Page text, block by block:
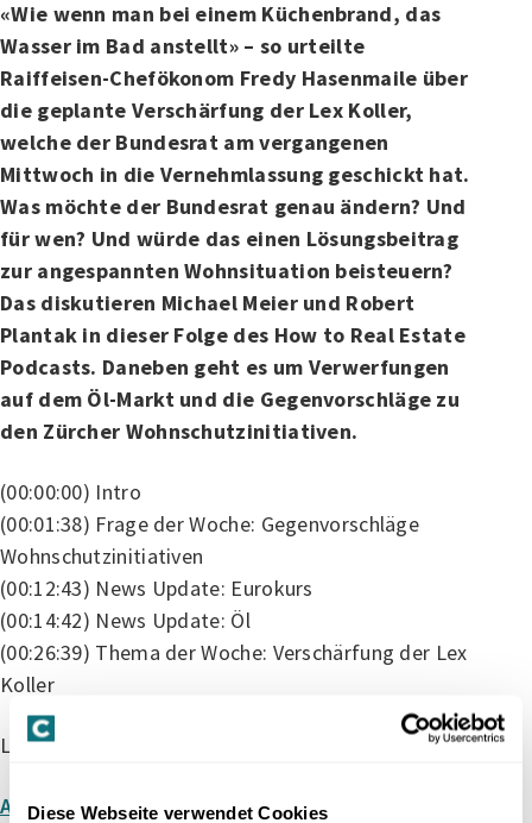
Diese Webseite verwendet Cookies
«Wie wenn man bei einem Küchenbrand, das
Wasser im Bad anstellt» – so urteilte
Raiffeisen-Chefökonom Fredy Hasenmaile über
die geplante Verschärfung der Lex Koller,
welche der Bundesrat am vergangenen
Mittwoch in die Vernehmlassung geschickt hat.
Was möchte der Bundesrat genau ändern? Und
für wen? Und würde das einen Lösungsbeitrag
zur angespannten Wohnsituation beisteuern?
Das diskutieren Michael Meier und Robert
Plantak in dieser Folge des How to Real Estate
Podcasts. Daneben geht es um Verwerfungen
auf dem Öl-Markt und die Gegenvorschläge zu
den Zürcher Wohnschutzinitiativen.
(00:00:00) Intro
(00:01:38) Frage der Woche: Gegenvorschläge
Wohnschutzinitiativen
(00:12:43) News Update: Eurokurs
(00:14:42) News Update: Öl
(00:26:39) Thema der Woche: Verschärfung der Lex
Koller
Links & Artikel aus dieser Folge:
Andrei Jikh: The Oil Shock is About To Hit America